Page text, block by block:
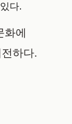
다.
에
하다.